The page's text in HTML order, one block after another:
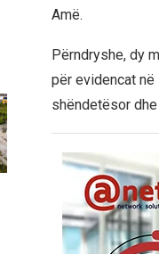
Amë.
Përndryshe, dy
për evidencat
shëndetësor